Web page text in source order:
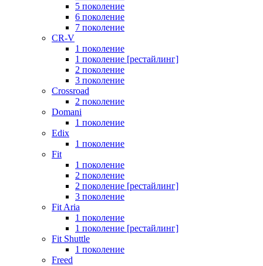
5 поколение
6 поколение
7 поколение
CR-V
1 поколение
1 поколение [рестайлинг]
2 поколение
3 поколение
Crossroad
2 поколение
Domani
1 поколение
Edix
1 поколение
Fit
1 поколение
2 поколение
2 поколение [рестайлинг]
3 поколение
Fit Aria
1 поколение
1 поколение [рестайлинг]
Fit Shuttle
1 поколение
Freed